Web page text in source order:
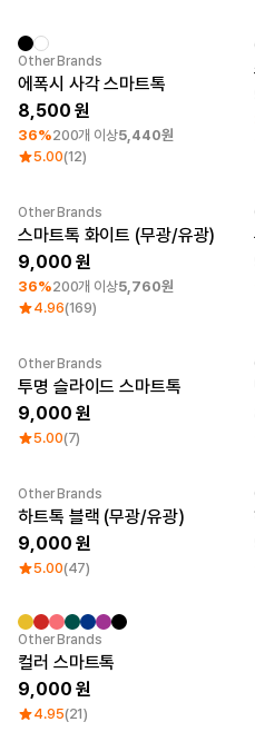
최소 주문수량 1개
Other Brands
에폭시 사각 스마트톡
8,500
36%200개 이상5,440원
5.00(12)
최소 주문수량 1개
Other Brands
스마트톡 화이트 (무광/유광)
9,000
36%200개 이상5,760원
4.96(169)
Other Brands
투명 슬라이드 스마트톡
9,000
5.00(7)
Other Brands
하트톡 블랙 (무광/유광)
9,000
5.00(47)
Other Brands
컬러 스마트톡
9,000
4.95(21)
기모
큐레이션
리뷰 BEST
스웻셔츠 &
사계절 필수템
시스루탑 &